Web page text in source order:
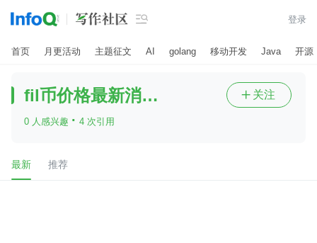
 登录
首页 月更活动 主题征文 AI golang 移动开发 Java 开源
fil币价格最新消息？
0 人感兴趣 · 4 次引用
 关注
最新 推荐